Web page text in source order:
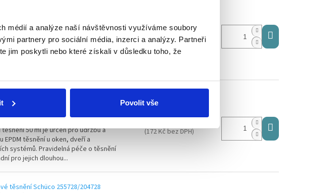
médií a analýze naší návštěvnosti využíváme soubory
partnery pro sociální média, inzerci a analýzy. Partneři
jim poskytli nebo které získali v důsledku toho, že
Povolit vše
sada rohového těsnění Schüco
pro okna a balkonové dveře vyrobené
Iskotherm, ISKO. 64, ISKO. 74, ISKO
64 AK, ISKO. 74 AK, ISKO 78 AK, ISKO.
5 926 Kč/ balení
(4 898 Kč bez DPH)
přípravek na údržbu těsnění 50 ml
přípravek Schüco přípravek na
50 ml je určen pro údržbu a
EPDM těsnění u oken, dveří a
systémů. Pravidelná péče o těsnění
pro jejich dlouhou...
208 Kč
(172 Kč bez DPH)
těsnění Schüco 255728/204728